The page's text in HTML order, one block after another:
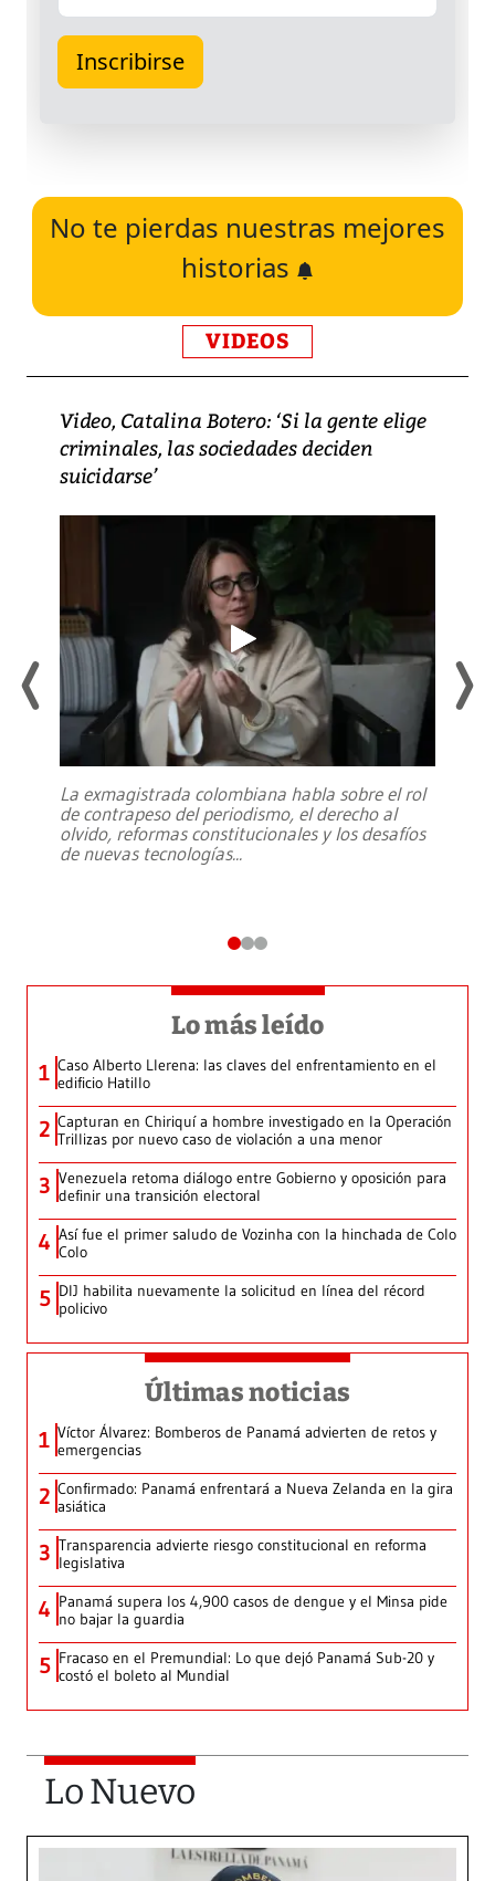
No te pierdas nuestras mejores
historias
VIDEOS
Video, Catalina Botero: ‘Si la gente elige
criminales, las sociedades deciden
suicidarse’
La exmagistrada colombiana habla sobre el rol
de contrapeso del periodismo, el derecho al
olvido, reformas constitucionales y los desafíos
de nuevas tecnologías...
Lo más leído
1 Caso Alberto Llerena: las claves del enfrentamiento en el
edificio Hatillo
2 Capturan en Chiriquí a hombre investigado en la Operación
Trillizas por nuevo caso de violación a una menor
3 Venezuela retoma diálogo entre Gobierno y oposición para
definir una transición electoral
4 Así fue el primer saludo de Vozinha con la hinchada de Colo
Colo
5 DIJ habilita nuevamente la solicitud en línea del récord
policivo
Últimas noticias
1 Víctor Álvarez: Bomberos de Panamá advierten de retos y
emergencias
2 Confirmado: Panamá enfrentará a Nueva Zelanda en la gira
asiática
3 Transparencia advierte riesgo constitucional en reforma
legislativa
4 Panamá supera los 4,900 casos de dengue y el Minsa pide
no bajar la guardia
5 Fracaso en el Premundial: Lo que dejó Panamá Sub-20 y
costó el boleto al Mundial
Lo Nuevo